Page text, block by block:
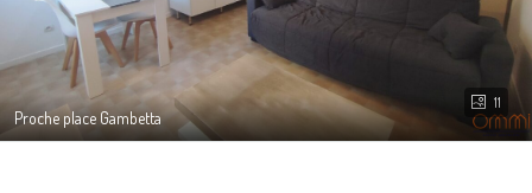
11
Proche place Gambetta